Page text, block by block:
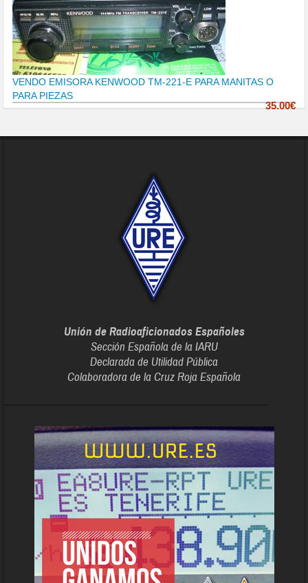
VENDO EMISORA KENWOOD TM-221-E PARA MANITAS O
PARA PIEZAS
35.00€
Unión de Radioaficionados Españoles
Sección Española de la IARU
Declarada de Utilidad Pública
Colaboradora de la Cruz Roja Española